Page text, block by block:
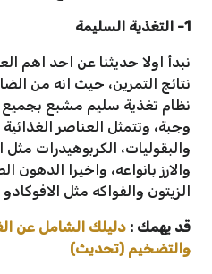
1- التغذية السليمة
نبدأ اولا حديثنا عن احد اهم
نتائج التمرين، حيث انه من
نظام تغذية سليم مشبع بجميع
وجبة، وتتمثل العناصر
والبقوليات، الكربوهيدرات مثل
والارز بانواعه، واخيرا
الزيتون والفواكه مثل
قد يهمك : دليلك الشامل عن
والتضخيم (تحديث)